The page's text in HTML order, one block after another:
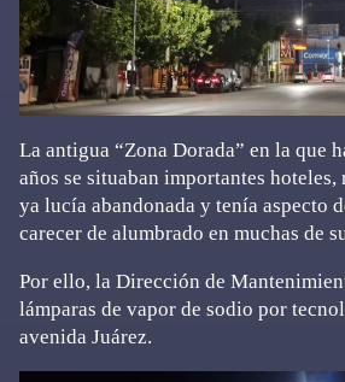
La antigua “Zona Dorada” en la que
años se situaban importantes hoteles,
ya lucía abandonada y tenía aspecto
carecer de alumbrado en muchas de
Por ello, la Dirección de
lámparas de vapor de sodio por
avenida Juárez.